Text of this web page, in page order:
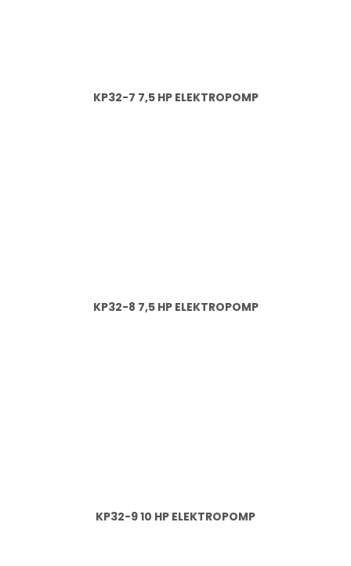
KP32-7 7,5 HP ELEKTROPOMP
KP32-8 7,5 HP ELEKTROPOMP
KP32-9 10 HP ELEKTROPOMP